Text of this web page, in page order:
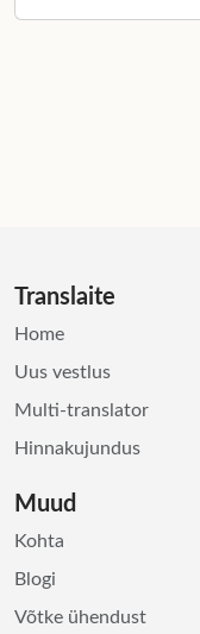
Translaite
Home
Uus vestlus
Multi-translator
Hinnakujundus
Muud
Kohta
Blogi
Võtke ühendust